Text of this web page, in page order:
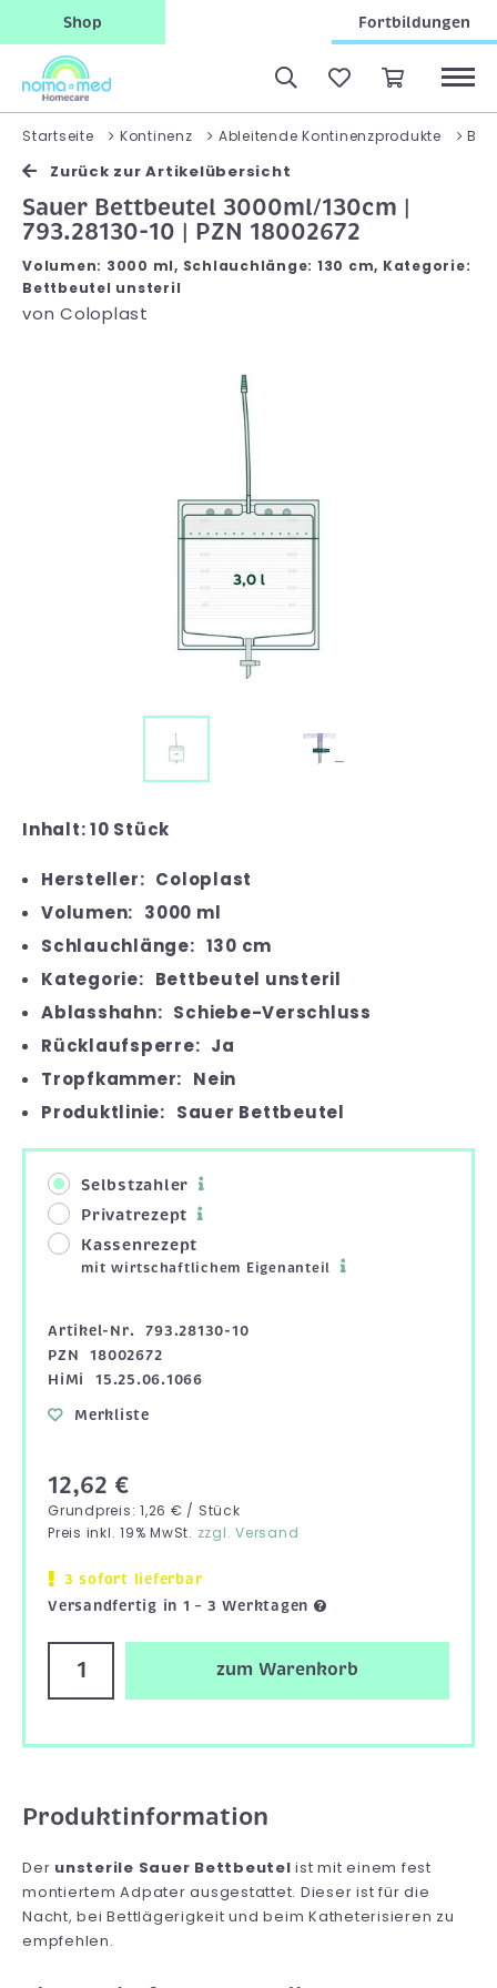
Shop Fortbildungen
Startseite Kontinenz Ableitende Kontinenzprodukte
Zurück zur Artikelübersicht
Sauer Bettbeutel 3000ml/130cm |
793.28130-10 | PZN 18002672
Volumen: 3000 ml, Schlauchlänge: 130 cm, Kategorie:
Bettbeutel unsteril
von Coloplast
Inhalt: 10 Stück
Hersteller: Coloplast
Volumen: 3000 ml
Schlauchlänge: 130 cm
Kategorie: Bettbeutel unsteril
Ablasshahn: Schiebe-Verschluss
Rücklaufsperre: Ja
Tropfkammer: Nein
Produktlinie: Sauer Bettbeutel
Selbstzahler
Privatrezept
Kassenrezept
mit wirtschaftlichem Eigenanteil
Artikel-Nr.
793.28130-10
PZN
18002672
HiMi
15.25.06.1066
Merkliste
12,62 €
Grundpreis: 1,26 € / Stück
Preis inkl. 19% MwSt. zzgl. Versand
3 sofort lieferbar
Versandfertig in 1 – 3 Werktagen
zum Warenkorb
Produktinformation
Der unsterile Sauer Bettbeutelist mit einem fest
montiertem Adpater ausgestattet. Dieser ist für die
Nacht, bei Bettlägerigkeit und beim Katheterisieren zu
empfehlen.